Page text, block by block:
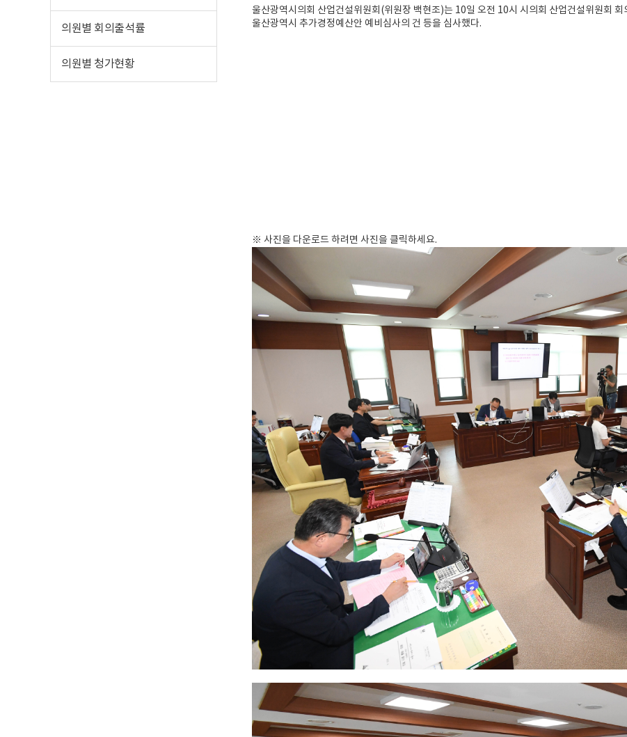
의원별 회의출석률
의원별 청가현황
울산광역시의회 산업건설위원회(위원장 백현조)는 10일 오전 10시 시의회 산업건설위원회
울산광역시 추가경정예산안 예비심사의 건 등을 심사했다.
※ 사진을 다운로드 하려면 사진을 클릭하세요.